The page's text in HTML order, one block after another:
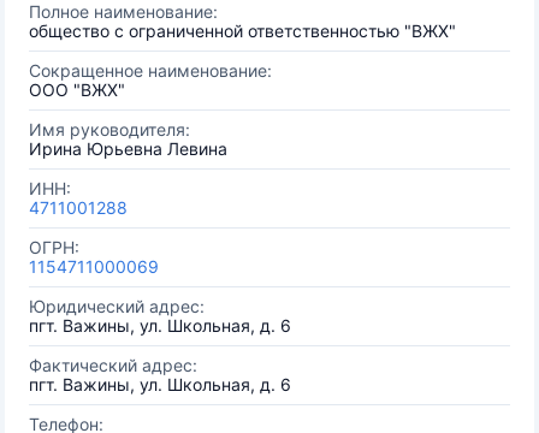
Полное наименование:
общество с ограниченной ответственностью "ВЖХ"
Сокращенное наименование:
ООО "ВЖХ"
Имя руководителя:
Ирина Юрьевна Левина
ИНН:
4711001288
ОГРН:
1154711000069
Юридический адрес:
пгт. Важины, ул. Школьная, д. 6
Фактический адрес:
пгт. Важины, ул. Школьная, д. 6
Телефон: